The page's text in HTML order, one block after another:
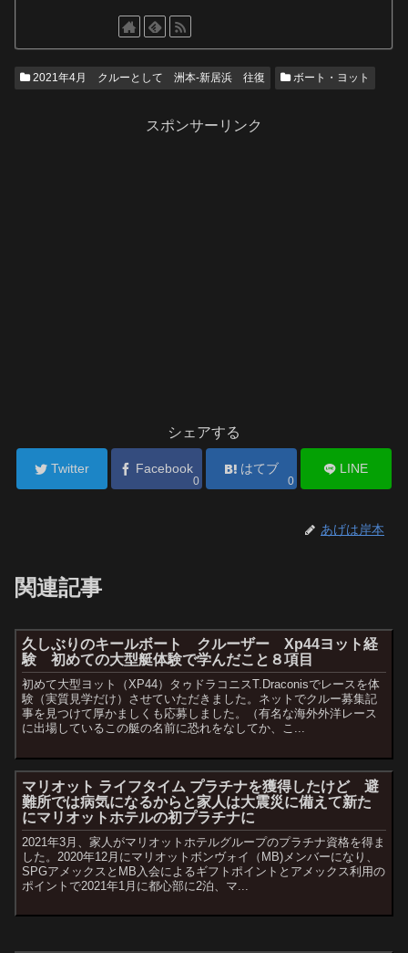
2021年4月 クルーとして 洲本-新居浜 往復 ボート・ヨット
スポンサーリンク
シェアする
Twitter Facebook
0
はてブ
0
LINE
あげは岸本
関連記事
久しぶりのキールボート クルーザー Xp44ヨット経
験 初めての大型艇体験で学んだこと８項目
初めて大型ヨット（XP44）タゥドラコニスT.Draconisでレースを体
験（実質見学だけ）させていただきました。ネットでクルー募集記
事を見つけて厚かましくも応募しました。（有名な海外外洋レース
に出場しているこの艇の名前に恐れをなしてか、こ...
マリオット ライフタイム プラチナを獲得したけど 避
難所では病気になるからと家人は大震災に備えて新た
にマリオットホテルの初プラチナに
2021年3月、家人がマリオットホテルグループのプラチナ資格を得ま
した。2020年12月にマリオットボンヴォイ（MB)メンバーになり、
SPGアメックスとMB入会によるギフトポイントとアメックス利用の
ポイントで2021年1月に都心部に2泊、マ...